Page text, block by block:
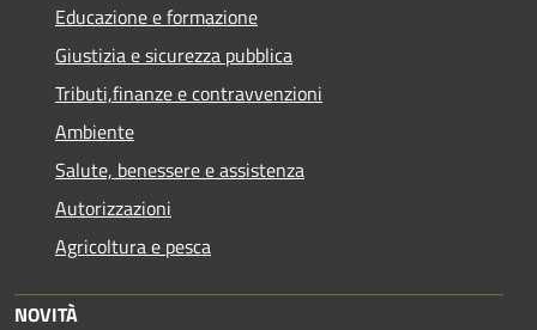
Educazione e formazione
Giustizia e sicurezza pubblica
Tributi,finanze e contravvenzioni
Ambiente
Salute, benessere e assistenza
Autorizzazioni
Agricoltura e pesca
NOVITÀ